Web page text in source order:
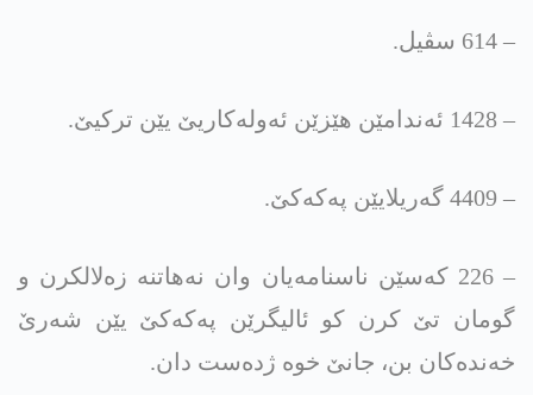
– 614 سڤیل.
– 1428 ئەندامێن هێزێن ئەولەکاریێ یێن ترکیێ.
– 4409 گەریلایێن په‌كه‌كێ.
– 226 کەسێن ناسنامەیان وان نەهاتنە زەلالکرن و
گومان تێ کرن کو ئالیگرێن په‌كه‌كێ یێن شەرێ
خەندەکان بن، جانێ خوە ژدەست دان.